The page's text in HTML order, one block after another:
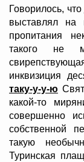
Говорилось,
выставлял на
пропитания
такого не
инквизиция
таку-у-у-ю
какой-то
совершенно
собственной
такую
Туринская